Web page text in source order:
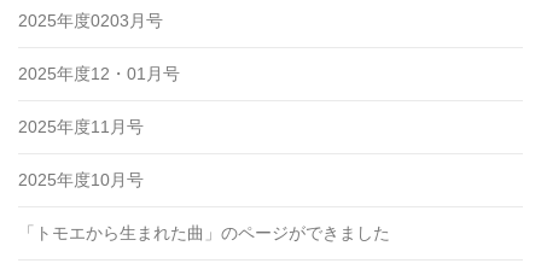
2025年度0203月号
2025年度12・01月号
2025年度11月号
2025年度10月号
「トモエから生まれた曲」のページができました